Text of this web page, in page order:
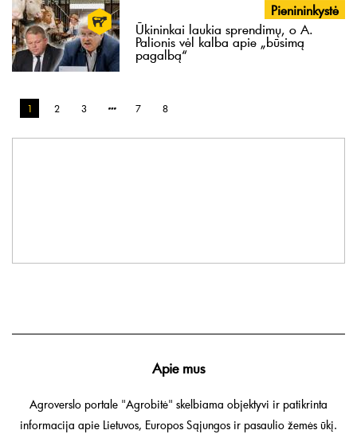
Pienininkystė
Ūkininkai laukia sprendimų, o A.
Palionis vėl kalba apie „būsimą
pagalbą“
1 2 3 7 8
Apie mus
Agroverslo portale "Agrobitė" skelbiama objektyvi ir patikrinta
informacija apie Lietuvos, Europos Sąjungos ir pasaulio žemės ūkį.